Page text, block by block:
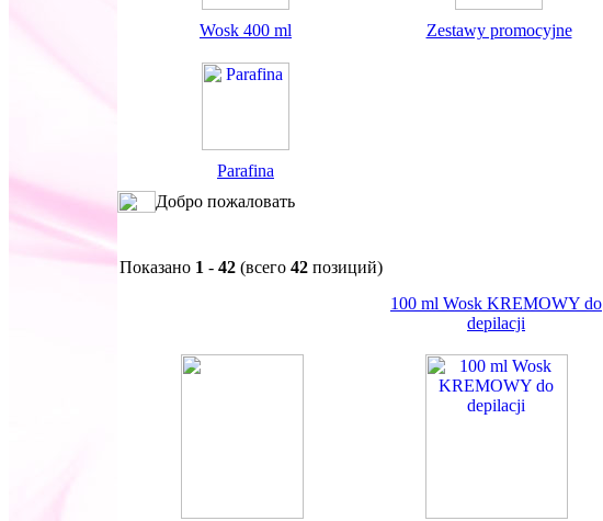
Wosk 400 ml Zestawy promocyjne
Parafina
Добро пожаловать
Показано 1 - 42 (всего 42 позиций)
100 ml Wosk KREMOWY do
depilacji